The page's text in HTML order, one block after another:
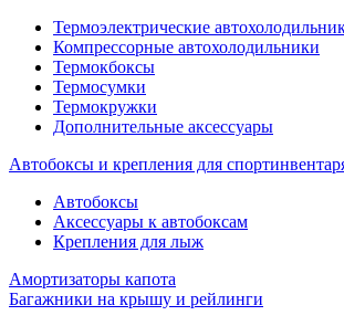
Термоэлектрические
Компрессорные автохолодильники
Термокбоксы
Термосумки
Термокружки
Дополнительные аксессуары
Автобоксы и крепления для
Автобоксы
Аксессуары к автобоксам
Крепления для лыж
Амортизаторы капота
Багажники на крышу и рейлинги